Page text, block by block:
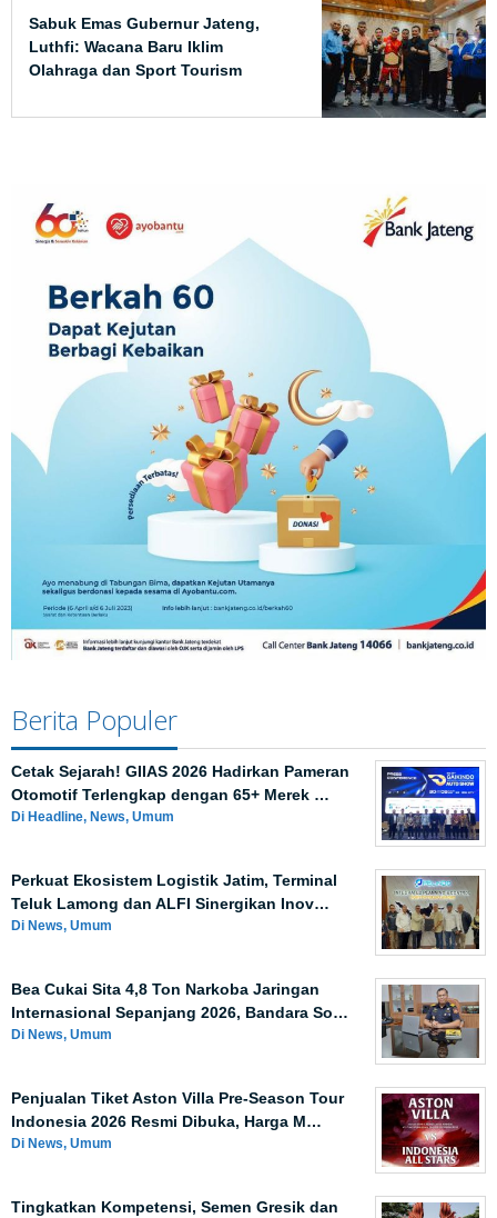
Sabuk Emas Gubernur Jateng,
Luthfi: Wacana Baru Iklim
Olahraga dan Sport Tourism
Berita Populer
Cetak Sejarah! GIIAS 2026 Hadirkan Pameran
Otomotif Terlengkap dengan 65+ Merek …
Di Headline, News, Umum
Perkuat Ekosistem Logistik Jatim, Terminal
Teluk Lamong dan ALFI Sinergikan Inov…
Di News, Umum
Bea Cukai Sita 4,8 Ton Narkoba Jaringan
Internasional Sepanjang 2026, Bandara So…
Di News, Umum
Penjualan Tiket Aston Villa Pre-Season Tour
Indonesia 2026 Resmi Dibuka, Harga M…
Di News, Umum
Tingkatkan Kompetensi, Semen Gresik dan